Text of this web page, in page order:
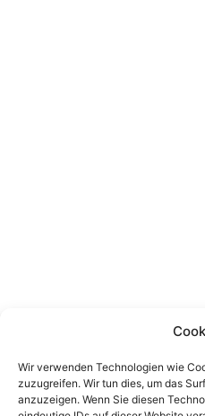
Wir verwenden Technologien wie
zuzugreifen. Wir tun dies, um das
anzuzeigen. Wenn Sie diesen